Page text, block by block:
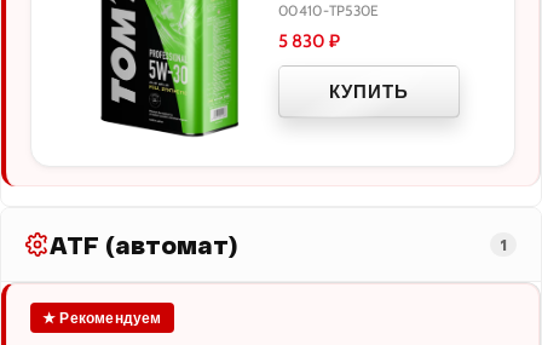
00410-TP530E
5 830 ₽
КУПИТЬ
ATF (автомат) 1
★ Рекомендуем